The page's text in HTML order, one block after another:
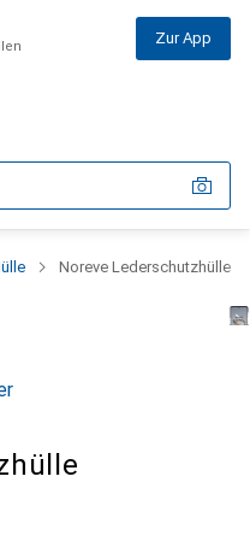
Zur App
Noreve Lederschutzhülle